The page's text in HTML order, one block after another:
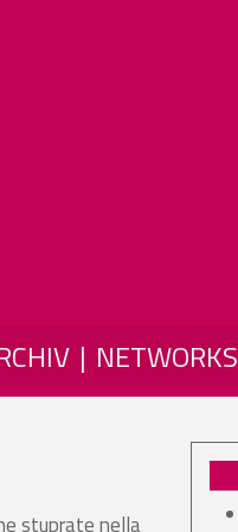
NETWORKS
stuprate nella